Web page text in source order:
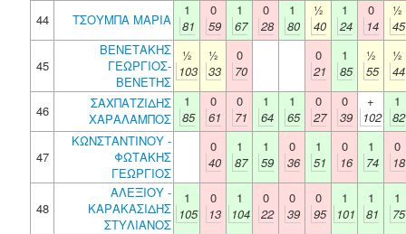
44
ΤΣΟΥΜΠΑ ΜΑΡΙΑ
1
81
0
59
1
67
0
28
1
80
½
40
1
24
0
14
½
45
45
ΒΕΝΕΤΑΚΗΣ
ΓΕΩΡΓΙΟΣ-
ΒΕΝΕΤΗΣ
½
103
½
33
0
70
0
21
1
85
½
55
½
44
46
ΣΑΧΠΑΤΖΙΔΗΣ
ΧΑΡΑΛΑΜΠΟΣ
1
85
0
61
0
71
1
64
1
65
0
27
0
39
+
102
1
82
47
ΚΩΝΣΤΑΝΤΙΝΟΥ -
ΦΩΤΑΚΗΣ
ΓΕΩΡΓΙΟΣ
0
40
1
87
1
59
0
36
1
51
0
16
1
74
0
18
48
ΑΛΕΞΙΟΥ -
ΚΑΡΑΚΑΣΙΔΗΣ
ΣΤΥΛΙΑΝΟΣ
1
105
0
13
1
104
0
22
0
39
0
95
1
101
1
81
1
75